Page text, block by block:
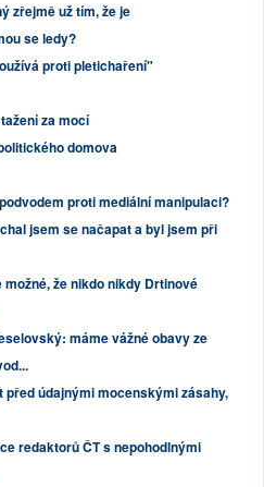
zřejmě už tím, že je
se ledy?
proti pletichaření"
za mocí
domova
proti mediální manipulaci?
jsem se načapat a byl jsem při
možné, že nikdo nikdy Drtinové
máme vážné obavy ze
před údajnými mocenskými zásahy,
redaktorů ČT s nepohodlnými